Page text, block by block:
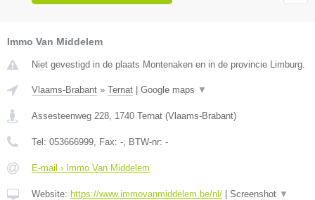
Immo Van Middelem
Niet gevestigd in de plaats Montenaken en in de provincie Limburg.
Vlaams-Brabant » Ternat Google maps ▼
Assesteenweg 228 1740 Ternat (Vlaams-Brabant)
Tel: 053666999 , Fax: - , BTW-nr: -
E-mail › Immo Van Middelem
Website: https://www.immovanmiddelem.be/nl/ Screenshot ▼